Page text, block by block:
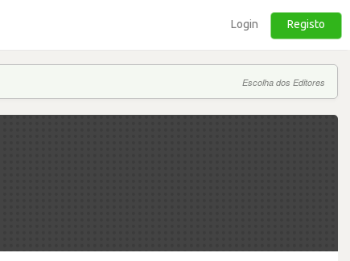
Login Registo
Escolha dos Editores